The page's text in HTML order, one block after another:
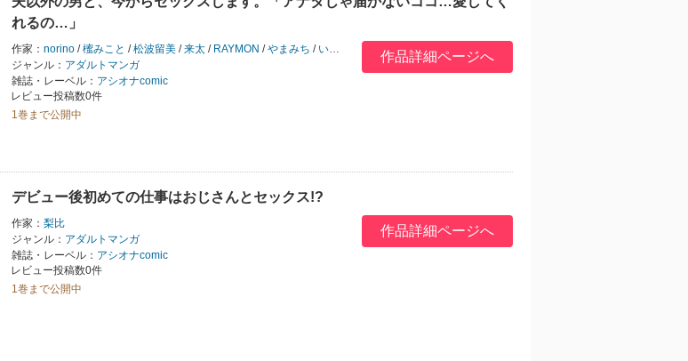
れるの…」
作家： norino /櫁みこと /松波留美 /来太 / RAYMON /やまみち / いとだ旬太
梨比
ジャンル： アダルトマンガ
雑誌・レーベル： アシオナcomic
レビュー投稿数0件
1巻まで公開中
作品詳細ページへ
デビュー後初めての仕事はおじさんとセックス!?
作家： 梨比
ジャンル： アダルトマンガ
雑誌・レーベル： アシオナcomic
レビュー投稿数0件
1巻まで公開中
作品詳細ページへ